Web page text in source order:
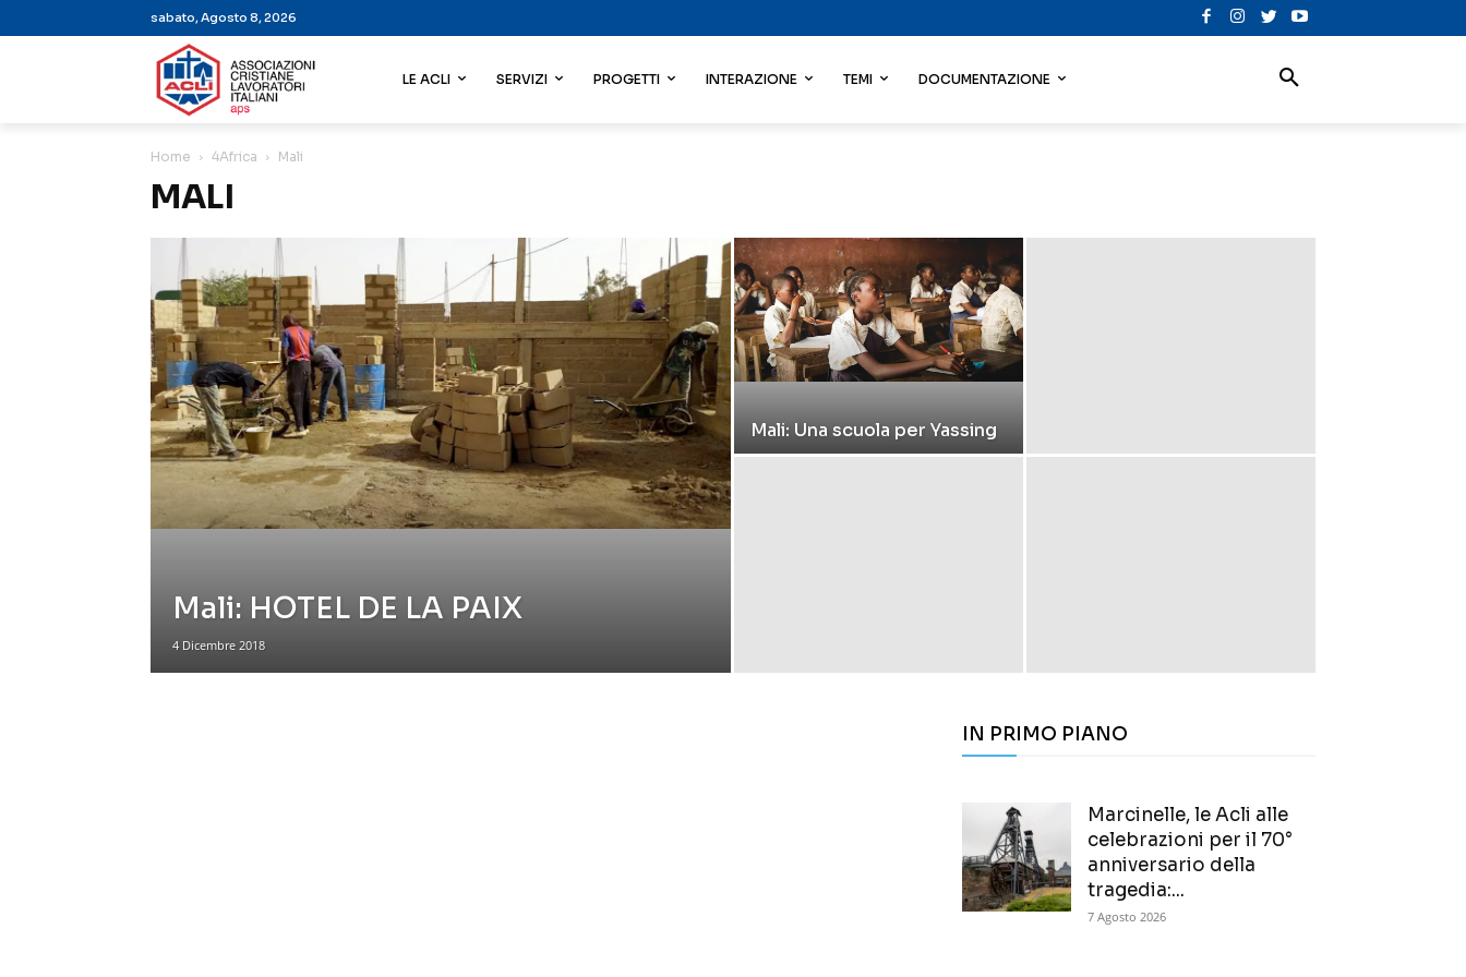
sabato, Agosto 8, 2026
LE ACLI SERVIZI PROGETTI INTERAZIONE TEMI DOCUMENTAZIONE
Home 4Africa Mali
MALI
Mali: HOTEL DE LA PAIX
4 Dicembre 2018
Mali: Una scuola per Yassing
IN PRIMO PIANO
Marcinelle, le Acli alle
celebrazioni per il 70°
anniversario della
tragedia:...
7 Agosto 2026